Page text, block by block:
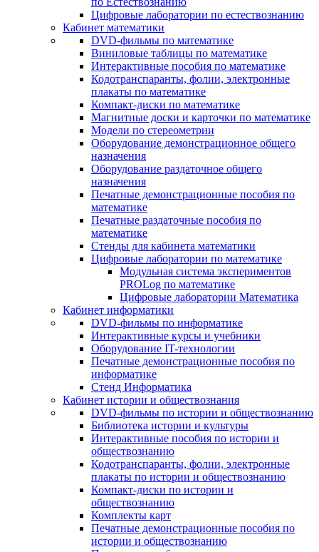
Цифровые лаборатории по естествознанию
Кабинет математики
DVD-фильмы по математике
Виниловые таблицы по математике
Интерактивные пособия по математике
Кодотранспаранты, фолии, электронные
плакаты по математике
Компакт-диски по математике
Магнитные доски и карточки по математике
Модели по стереометрии
Оборудование демонстрационное общего
назначения
Оборудование раздаточное общего
назначения
Печатные демонстрационные пособия по
математике
Печатные раздаточные пособия по
математике
Стенды для кабинета математики
Цифровые лаборатории по математике
Модульная система экспериментов
PROLog по математике
Цифровые лаборатории Математика
Кабинет информатики
DVD-фильмы по информатике
Интерактивные курсы и учебники
Оборудование IT-технологии
Печатные демонстрационные пособия по
информатике
Стенд Информатика
Кабинет истории и обществознания
DVD-фильмы по истории и обществознанию
Библиотека истории и культуры
Интерактивные пособия по истории и
обществознанию
Кодотранспаранты, фолии, электронные
плакаты по истории и обществознанию
Компакт-диски по истории и
обществознанию
Комплекты карт
Печатные демонстрационные пособия по
истории и обществознанию